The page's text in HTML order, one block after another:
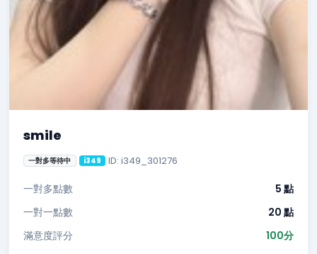
smile
一對多等待中 i349 ID: i349_301276
一對多點數
5 點
一對一點數
20 點
滿意度評分
100分